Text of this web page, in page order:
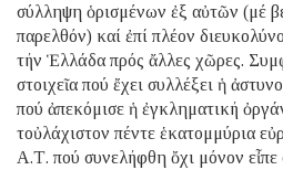
σύλληψη ὁρισμένων ἐξ αὐτῶν (μέ
παρελθόν) καί ἐπί πλέον
τήν Ἑλλάδα πρός ἄλλες χῶρες.
στοιχεῖα πού ἔχει συλλέξει ἡ
πού ἀπεκόμισε ἡ ἐγκληματική
τοὐλάχιστον πέντε ἑκατομμύρια
Α.Τ. πού συνελήφθη ὄχι μόνον εἶπε